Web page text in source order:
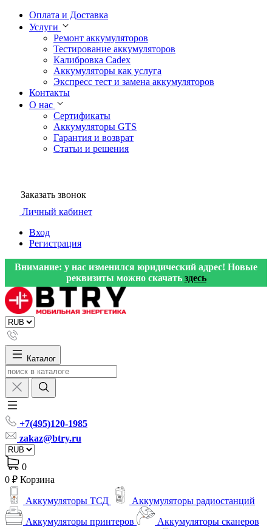
Оплата и Доставка
Услуги
Ремонт аккумуляторов
Тестирование аккумуляторов
Калибровка Cadex
Аккумуляторы как услуга
Экспресс тест и замена аккумуляторов
Контакты
О нас
Сертификаты
Аккумуляторы GTS
Гарантия и возврат
Статьи и решения
Заказать звонок
Личный кабинет
Вход
Регистрация
Внимание: у нас изменился юридический адрес! Новые
реквизиты можно скачать здесь
Каталог
+7(495)120-1985
zakaz@btry.ru
0
0 ₽ Корзина
Аккумуляторы ТСД
Аккумуляторы радиостанций
Аккумуляторы принтеров
Аккумуляторы сканеров